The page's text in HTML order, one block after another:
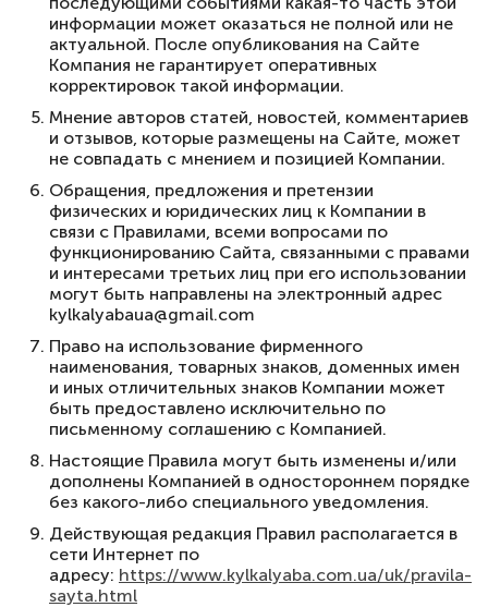
информации может оказаться не полной или не
актуальной. После опубликования на Сайте
Компания не гарантирует оперативных
корректировок такой информации.
Мнение авторов статей, новостей, комментариев
и отзывов, которые размещены на Сайте, может
не совпадать с мнением и позицией Компании.
Обращения, предложения и претензии
физических и юридических лиц к Компании в
связи с Правилами, всеми вопросами по
функционированию Сайта, связанными с правами
и интересами третьих лиц при его использовании
могут быть направлены на электронный адрес
kylkalyabaua@gmail.com
Право на использование фирменного
наименования, товарных знаков, доменных имен
и иных отличительных знаков Компании может
быть предоставлено исключительно по
письменному соглашению с Компанией.
Настоящие Правила могут быть изменены и/или
дополнены Компанией в одностороннем порядке
без какого-либо специального уведомления.
Действующая редакция Правил располагается в
сети Интернет по
адресу: https://www.kylkalyaba.com.ua/uk/pravila-
sayta.html